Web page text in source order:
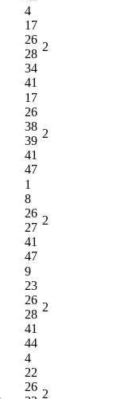
4
17
26
28
34
41
2
17
26
38
39
41
47
2
1
8
26
27
41
47
2
9
23
26
28
41
44
2
4
22
26
2